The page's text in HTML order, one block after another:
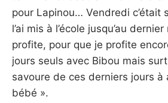
pour Lapinou… Vendredi c’était
l’ai mis à l’école jusqu’au
profite, pour que je profite
jours seuls avec Bibou mais
savoure de ces derniers jours à
bébé ».